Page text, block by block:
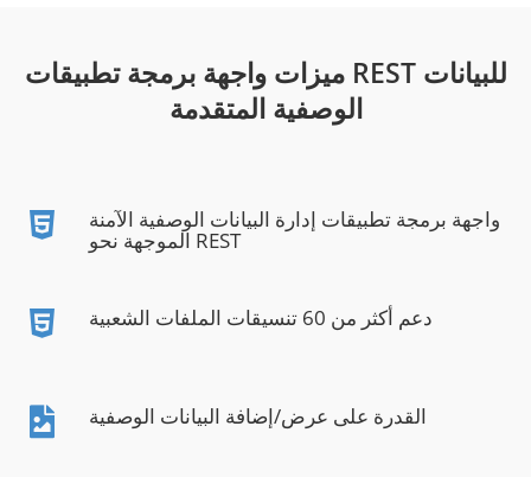
ميزات واجهة برمجة تطبيقات REST للبيانات
الوصفية المتقدمة
واجهة برمجة تطبيقات إدارة البيانات الوصفية الآمنة
الموجهة نحو REST
دعم أكثر من 60 تنسيقات الملفات الشعبية
القدرة على عرض/إضافة البيانات الوصفية